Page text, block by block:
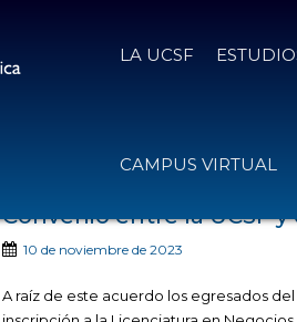
LA UCSF
CAMPUS VIRTUAL
Convenio entre la UCSF
10 de noviembre de 2023
A raíz de este acuerdo los egresados